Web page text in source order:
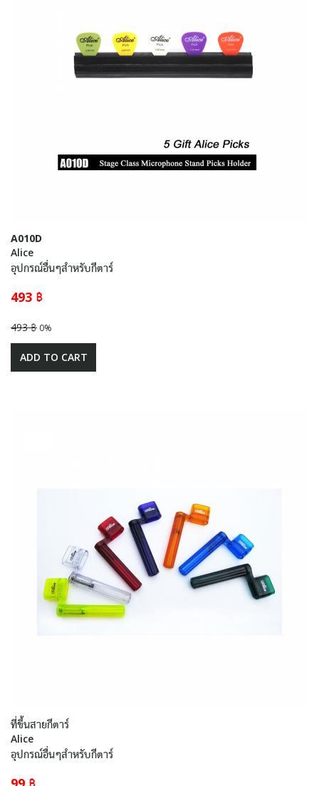
A010D
Alice
อุปกรณ์อื่นๆสำหรับกีตาร์
493 ฿
493 ฿ 0%
ADD TO CART
ที่ขึ้นสายกีตาร์
Alice
อุปกรณ์อื่นๆสำหรับกีตาร์